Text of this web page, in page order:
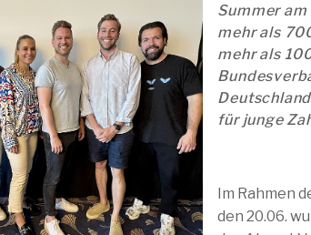
Summer
mehr als
mehr als
für junge
Im Rahmen
den 20.06.